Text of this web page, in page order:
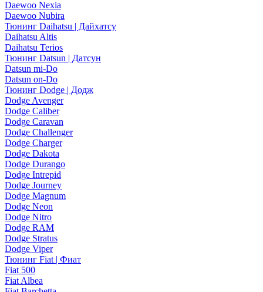
Daewoo Nexia
Daewoo Nubira
Тюнинг Daihatsu | Дайхатсу
Daihatsu Altis
Daihatsu Terios
Тюнинг Datsun | Датсун
Datsun mi-Do
Datsun on-Do
Тюнинг Dodge | Додж
Dodge Avenger
Dodge Caliber
Dodge Caravan
Dodge Challenger
Dodge Charger
Dodge Dakota
Dodge Durango
Dodge Intrepid
Dodge Journey
Dodge Magnum
Dodge Neon
Dodge Nitro
Dodge RAM
Dodge Stratus
Dodge Viper
Тюнинг Fiat | Фиат
Fiat 500
Fiat Albea